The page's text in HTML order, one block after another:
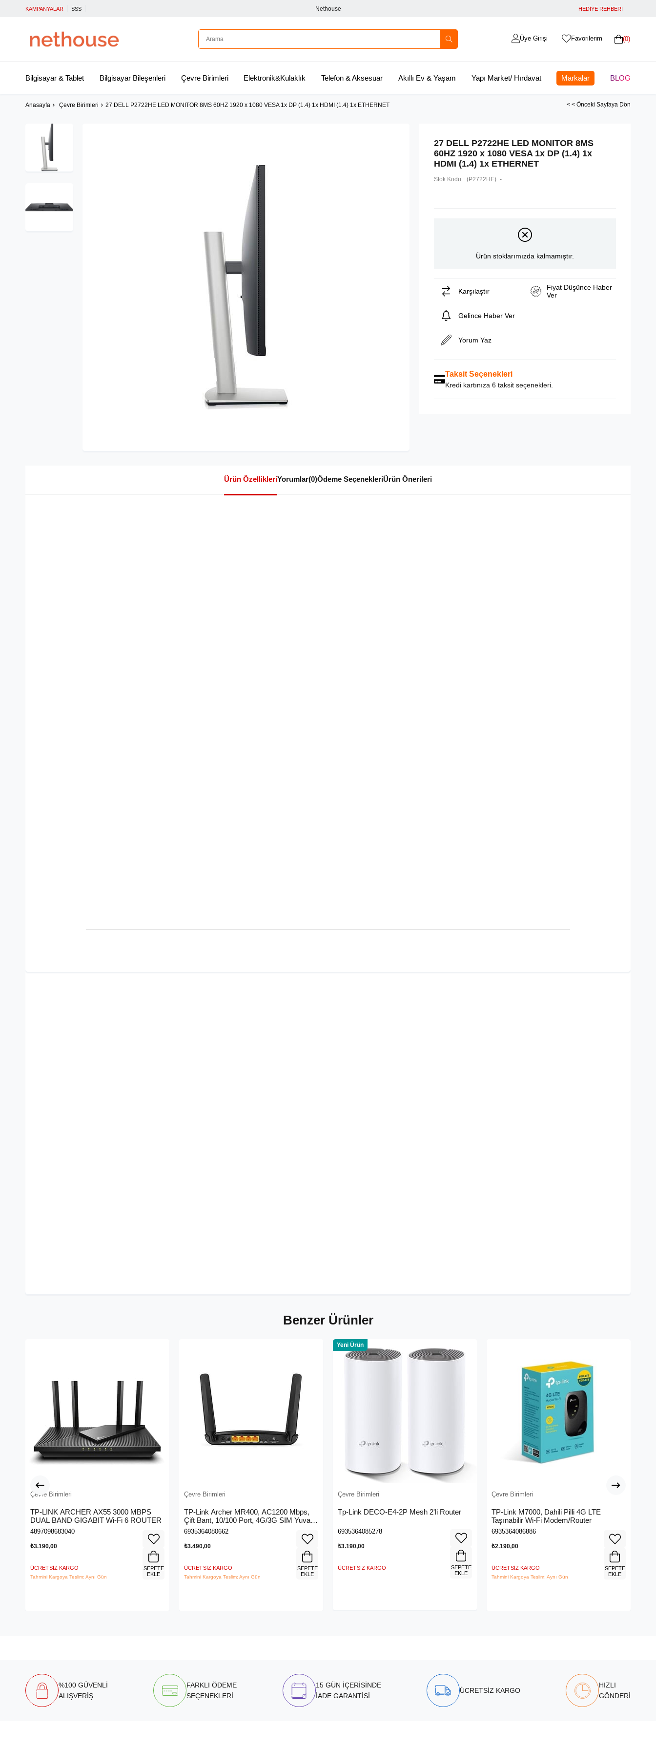
KAMPANYALAR SSS Nethouse HEDİYE REHBERİ
0
Favorilerim
Üye Girişi
Bilgisayar & Tablet Bilgisayar Bileşenleri Çevre Birimleri Elektronik&Kulaklık Telefon & Aksesuar Akıllı Ev & Yaşam Yapı Market/ Hırdavat Markalar BLOG
Anasayfa Çevre Birimleri 27 DELL P2722HE LED MONITOR 8MS 60HZ 1920 x 1080 VESA 1x DP (1.4) 1x HDMI (1.4) 1x ETHERNET < < Önceki Sayfaya Dön
27 DELL P2722HE LED MONITOR 8MS
60HZ 1920 x 1080 VESA 1x DP (1.4) 1x
HDMI (1.4) 1x ETHERNET
Stok Kodu (P2722HE)
Ürün stoklarımızda kalmamıştır.
Karşılaştır
Fiyat Düşünce Haber
Ver
Gelince Haber Ver
Yorum Yaz
Taksit Seçenekleri
Kredi kartınıza 6 taksit seçenekleri.
Ürün ÖzellikleriYorumlar(0)Ödeme SeçenekleriÜrün Önerileri
Benzer Ürünler
Çevre Birimleri
TP-LINK ARCHER AX55 3000 MBPS
DUAL BAND GIGABIT Wi-Fi 6 ROUTER
4897098683040
₺3.190,00
ÜCRETSIZ KARGO
Tahmini Kargoya Teslim: Aynı Gün
SEPETE
EKLE
Çevre Birimleri
TP-Link Archer MR400, AC1200 Mbps,
Çift Bant, 10/100 Port, 4G/3G SIM Yuvası,
Kablosuz 4G LTE Router
6935364080662
₺3.490,00
ÜCRETSIZ KARGO
Tahmini Kargoya Teslim: Aynı Gün
SEPETE
EKLE
Çevre Birimleri
Tp-Link DECO-E4-2P Mesh 2'li Router
6935364085278
₺3.190,00
ÜCRETSIZ KARGO
Yeni Ürün
SEPETE
EKLE
Çevre Birimleri
TP-Link M7000, Dahili Pilli 4G LTE
Taşınabilir Wi-Fi Modem/Router
6935364086886
₺2.190,00
ÜCRETSIZ KARGO
Tahmini Kargoya Teslim: Aynı Gün
SEPETE
EKLE
%100 GÜVENLİ
ALIŞVERİŞ
FARKLI ÖDEME
SEÇENEKLERİ
15 GÜN İÇERİSİNDE
İADE GARANTİSİ
ÜCRETSİZ KARGO
HIZLI
GÖNDERİ